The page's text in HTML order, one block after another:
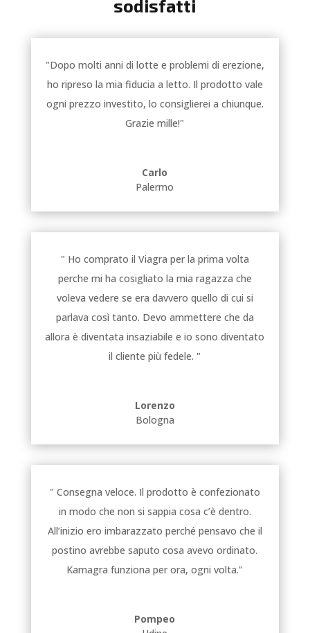
sodisfatti
"Dopo molti anni di lotte e problemi di erezione,
ho ripreso la mia fiducia a letto. Il prodotto vale
ogni prezzo investito, lo consiglierei a chiunque.
Grazie mille!"
Carlo
Palermo
" Ho comprato il Viagra per la prima volta
perche mi ha cosigliato la mia ragazza che
voleva vedere se era davvero quello di cui si
parlava così tanto. Devo ammettere che da
allora è diventata insaziabile e io sono diventato
il cliente più fedele. "
Lorenzo
Bologna
" Consegna veloce. Il prodotto è confezionato
in modo che non si sappia cosa c’è dentro.
All’inizio ero imbarazzato perché pensavo che il
postino avrebbe saputo cosa avevo ordinato.
Kamagra funziona per ora, ogni volta."
Pompeo